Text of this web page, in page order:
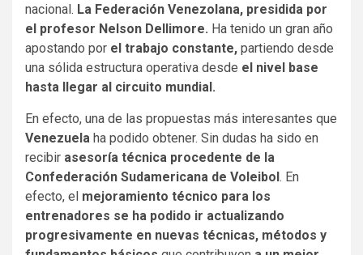
nacional. La Federación Venezolana, presidida por
el profesor Nelson Dellimore. Ha tenido un gran año
apostando por el trabajo constante, partiendo desde
una sólida estructura operativa desde el nivel base
hasta llegar al circuito mundial.
En efecto, una de las propuestas más interesantes que
Venezuela ha podido obtener. Sin dudas ha sido en
recibir asesoría técnica procedente de la
Confederación Sudamericana de Voleibol. En
efecto, el mejoramiento técnico para los
entrenadores se ha podido ir actualizando
progresivamente en nuevas técnicas, métodos y